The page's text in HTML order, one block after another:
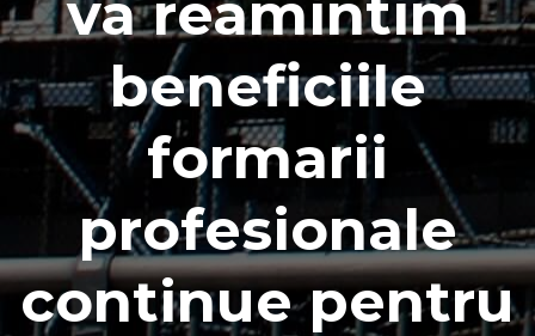
va reamintim
beneficiile
formarii
profesionale
continue pentru